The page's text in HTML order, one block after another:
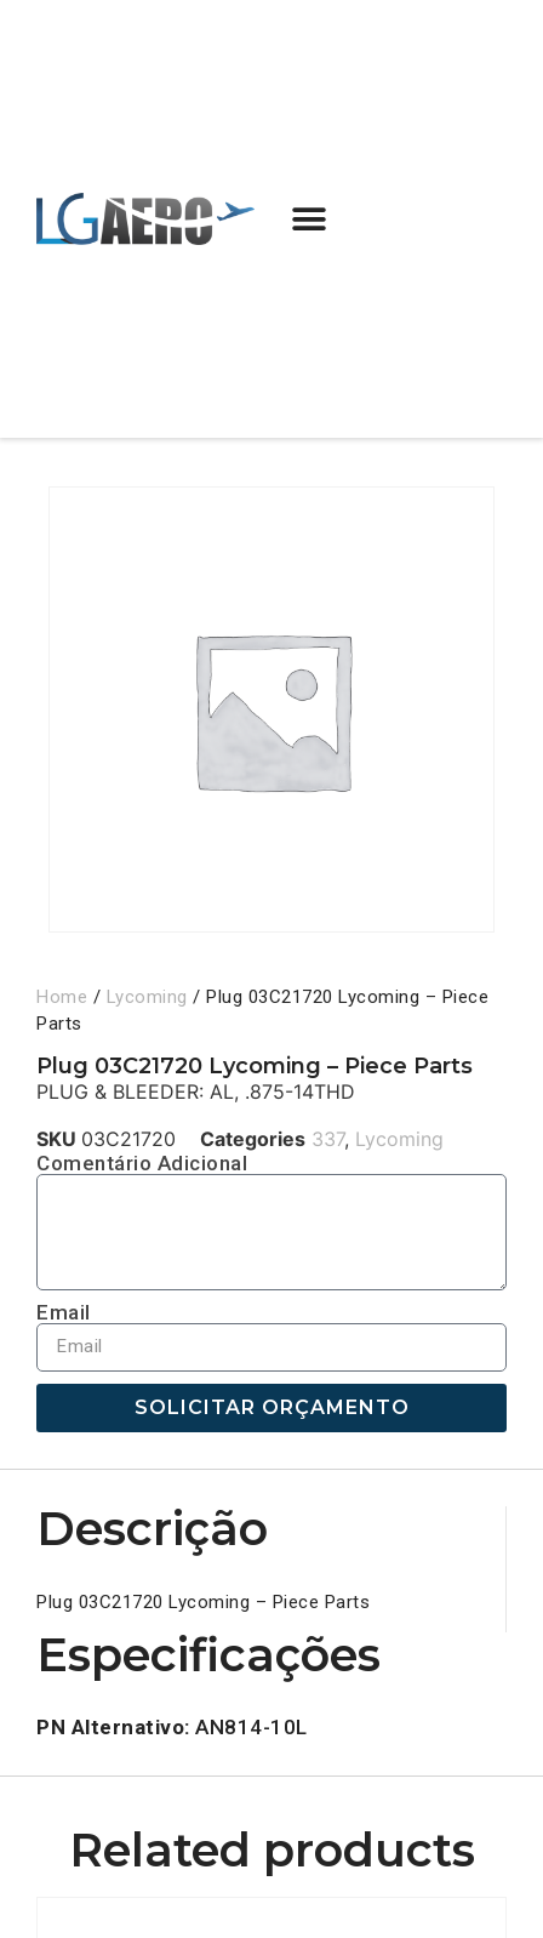
Home / Lycoming / Plug 03C21720 Lycoming – Piece
Parts
Plug 03C21720 Lycoming – Piece Parts
PLUG & BLEEDER: AL, .875-14THD
SKU 03C21720 Categories 337, Lycoming
Comentário Adicional
Email
SOLICITAR ORÇAMENTO
Descrição
Plug 03C21720 Lycoming – Piece Parts
Especificações
PN Alternativo: AN814-10L
Related products